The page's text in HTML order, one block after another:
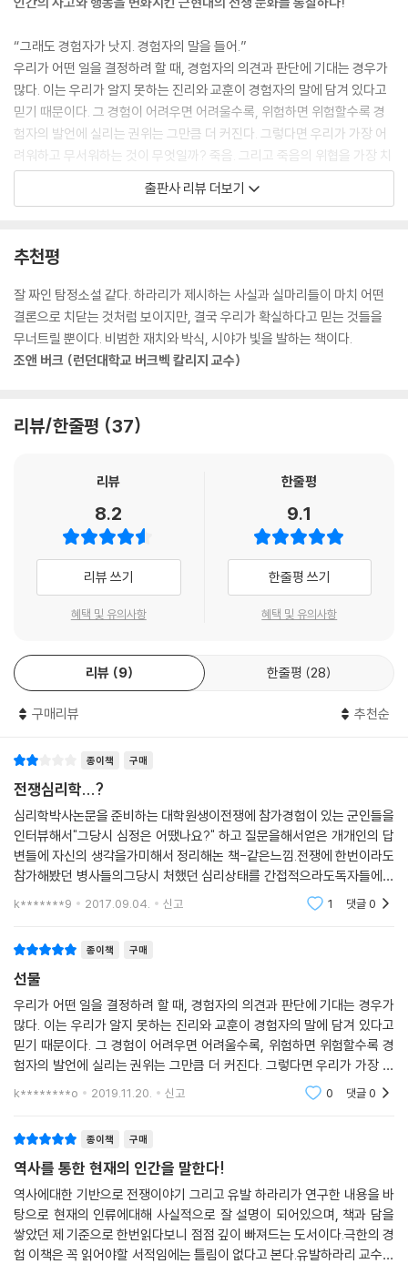
통과 죽음이 도사리고 있다. 그리고 무엇이 있을까? 누가 있을까? 아무도
모른다. 하지만 그것을 알고 싶어 하지 않는 사람이 있을까?”
도대체 전쟁의 무엇이 진리를 계시한다는 것일까? 대부분의 참전용사는
전쟁의 극한 육체적 상황을 꼽는다. 배고픔과 추위, 탈진, 부상, 눈앞의 죽
음, 그리고 때로는 살인의 전율과 아드레날린이 솟구치는 전투의 흥분 등
을 꼽는다. 참전용사들은 논리적으로 사고하는 합리주의의 권위와 눈으로
목격하는 객관적인 과학의 권위를 포기하고 ‘몸으로 목격한’ 본능적 권위
닫고 경험한 최고의 것으로 전우애를 꼽는다. 반전사상이 투철한 회고록
은 덕분에 어느 정도 전쟁의 공포를 극복할 수 있었다고 말할 정도다.
전우애는 중세와 근대 초기에도 분명 존재했다. 사실 전우애는 이 당시가
근대 후기보다 더 중요했다. 근대 초기의 군대는 훗날 군에서 책임진 많은
것들을 전우애로 감당해야 했기 때문이다.
조차 언급하지 않는 저자가 대부분이다. 페리 드 기용(Fery de Guyon)
그들과의 유대 관계를 언급하지 않는다. 그중 한 동료의 죽음에 관해서도
이 전부다. 친구의 죽음에 대한 기용의 무심함은 전형적인 것이다.
--- p.124~125
“그래도 경험자가 낫지. 경험자의 말을 들어.”
우리가 어떤 일을 결정하려 할 때, 경험자의 의견과 판단에 기대는 경우가
많다. 이는 우리가 알지 못하는 진리와 교훈이 경험자의 말에 담겨 있다고
믿기 때문이다. 그 경험이 어려우면 어려울수록, 위험하면 위험할수록 경
험자의 발언에 실리는 권위는 그만큼 더 커진다. 그렇다면 우리가 가장 어
려워하고 무서워하는 것이 무엇일까? 죽음. 그리고 죽음의 위협을 가장 치
열하게 경험할 수 있는 것은 무엇일까? 전쟁이다. 『사피엔스』와『호모 데우
스』에서 인류에 대한 뛰어난 통찰을 보여준 유발 하라리가 이번에는 전쟁
받았고, 오랜 시간 이 분야의 연구에 매진했다. ‘전쟁은 무엇일까? 인간은
왜 전쟁에 뛰어들며 전쟁에서 무엇을 느끼고 배울까?’에서 시작된 사유는
‘그런데 정말 인간이 전쟁을 경험하면, 자신과 세상에 대해 무언가 심오한
것을 깨닫는가(계시 체험)? 다른 사람들에게는 없는 권위를 획득하는가
(경험자의 권위)? 도대체 인간은 언제부터 전쟁을 진리를 발견하는 계시
저자는 전쟁을 체험한 전투원들의 경험담에 나타난 전쟁을 이해하는 방식
의 변화에 주목한다. 중세부터 근대 후기까지 전투원들의 전쟁 경험담을
전쟁 해석’이 등장한 사회적, 문화적 배경은 무엇인지 살핀다.
이를 위해 저자는 15세기와 21세기를 왔다갔다하며 둘 사이의 거리를 보
여주고 비교하는 방식으로 책을 끌어나간다. 1부(극한의 경험, 진리의 문
을 열다_1865∼2000년)에서는 계시적 전쟁 해석을 개관하고, 2부(전
쟁, 정신이 지배하다_1450∼1740년)에서는 근대초기로 돌아가 20세기
와의 극명한 대조를 통해 근대 초기 전쟁 경험담의 특징을 살핀다. 3부(전
쟁, 육체를 깨우다)와 4부(육체의 눈으로 전쟁을 보다)에서는 1740년부
토함으로써 우리에게 익숙한 근대 후기 전쟁 해석을 새로운 각도로 바라보
는 기회를 마련한다.
인문주의 혁명, 전쟁의 이해 방식을 바꾸다
이 책에서 저자의 가장 중요한 논지는 1740년부터 1865년 사이에 전쟁을
이해하는 방식이 바뀌었다는 것이다. 중세부터 18세기 이전까지는 전쟁을
계시 체험으로 해석하지 않았다. 그러다가 18세기 후반부터 19세기를 지
내는 동안 계몽주의와 감성 문화, 낭만주의의 영향으로 전쟁을 계시의 요
인으로 보기 시작했다는 것이다.
중세 시대 선과 악, 옳음과 그름, 미와 추를 판단하는 주체는 신(초자연적
존재)이었다. 신이 모든 권위와 의미의 원천이었고, 유한한 인간의 의견과
계획이 인간의 삶에 의미를 부여한다고 믿었다. 그런데 인문주의가 이를
인문주의 혁명을 거치며 인간이 절대적인 의미의 원천이 되었고, 인간의
자유 의지가 최고의 권위를 획득했다. 따라서 인간은 자신의 느낌과 욕구
를 신뢰할 수 있게 되었다. 다시 말해, 지혜와 권위의 기준이 신과 이성에서
인간과 감정으로 옮겨온 것이다.
이에 하라리는 인문주의 혁명이후 지식을 얻는 공식이 달라졌다고 말한다.
지식 = 성경×논리 → 지식 = 경험×감수성
거치면서 경험과 감수성이 지식을 얻는 방법으로 주목받게 되었고, 이러한
인식의 변화가 긴 낭만주의 시대를 풍미하며 전쟁에 대한 해석을 바꾸었다
적인 사례로 해석되었지만, 그때부터 줄곧 상황이 역전되기 시작해 20세
기가 되자 전쟁은 정신에 대한 육체의 승리를 보여주는 주요 사례가 되었
다. 저자는 철학의 무게 중심이 이성과 정신에서 감정과 육체로 기움에 따
출판사 리뷰 더보기
추천평
잘 짜인 탐정소설 같다. 하라리가 제시하는 사실과 실마리들이 마치 어떤
결론으로 치닫는 것처럼 보이지만, 결국 우리가 확실하다고 믿는 것들을
무너트릴 뿐이다. 비범한 재치와 박식, 시야가 빛을 발하는 책이다.
조앤 버크 (런던대학교 버크벡 칼리지 교수)
리뷰/한줄평 37
리뷰
8.2
리뷰 쓰기
혜택 및 유의사항
한줄평
9.1
한줄평 쓰기
혜택 및 유의사항
리뷰 9 한줄평 28
구매리뷰 추천순
종이책 구매
전쟁심리학...?
심리학박사논문을 준비하는 대학원생이전쟁에 참가경험이 있는 군인들을
인터뷰해서"그당시 심정은 어땠나요?" 하고 질문을해서얻은 개개인의 답
변들에 자신의 생각을가미해서 정리해논 책-같은느낌.전쟁에 한번이라도
참가해봤던 병사들의그당시 처했던 심리상태를 간접적으라도독자들에게
한번 느껴보라는 일종의 권유도서같음.전쟁의결과는 참혹하고 이기는자
k*******9 2017.09.04. 신고 1 댓글0
종이책 구매
선물
우리가 어떤 일을 결정하려 할 때, 경험자의 의견과 판단에 기대는 경우가
많다. 이는 우리가 알지 못하는 진리와 교훈이 경험자의 말에 담겨 있다고
믿기 때문이다. 그 경험이 어려우면 어려울수록, 위험하면 위험할수록 경
험자의 발언에 실리는 권위는 그만큼 더 커진다. 그렇다면 우리가 가장 어
려워하고 무서워하는 것이 무엇일까? 죽음. 그리고 죽음의 위협을 가장 치
k********o 2019.11.20. 신고 0 댓글0
종이책 구매
역사를 통한 현재의 인간을 말한다!
역사에대한 기반으로 전쟁이야기 그리고 유발 하라리가 연구한 내용을 바
탕으로 현재의 인류에대해 사실적으로 잘 설명이 되어있으며, 책과 담을
쌓았던 제 기준으로 한번읽다보니 점점 깊이 빠져드는 도서이다.극한의 경
험 이책은 꼭 읽어야할 서적임에는 틀림이 없다고 본다.유발하라리 교수의